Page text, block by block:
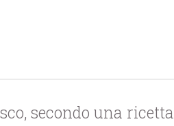
secondo una ricetta